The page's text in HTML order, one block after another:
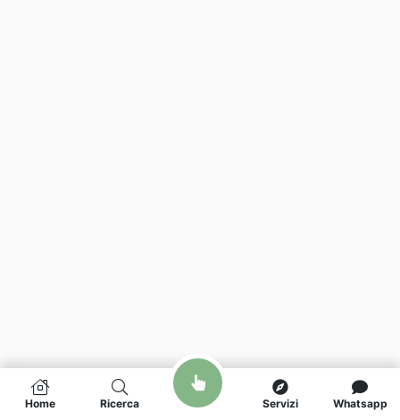
Home Ricerca Servizi Whatsapp